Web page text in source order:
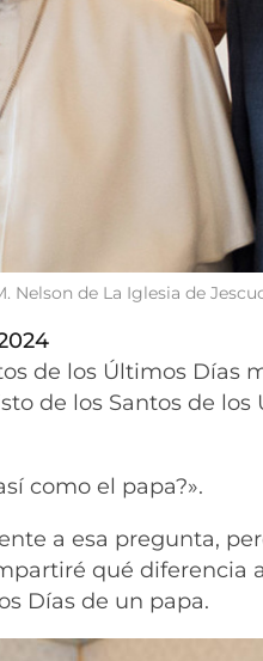
Nelson de La Iglesia de
de los Últimos Días
de los Santos de
como el papa?».
a esa pregunta,
qué diferencia
Días de un papa.